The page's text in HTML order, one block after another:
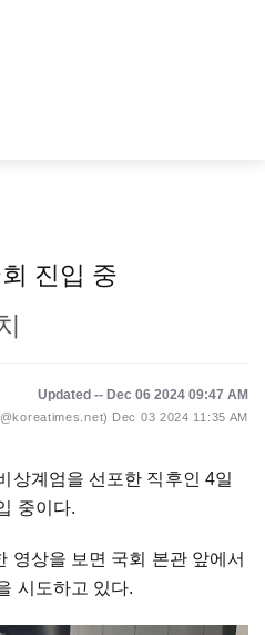
진입 중
Updated -- Dec 06 2024 09:47 AM
Dec 03 2024 11:35 AM
상계엄을 선포한 직후인 4일
중이다.
영상을 보면 국회 본관 앞에서
시도하고 있다.